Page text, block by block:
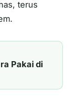
terus
Pakai di